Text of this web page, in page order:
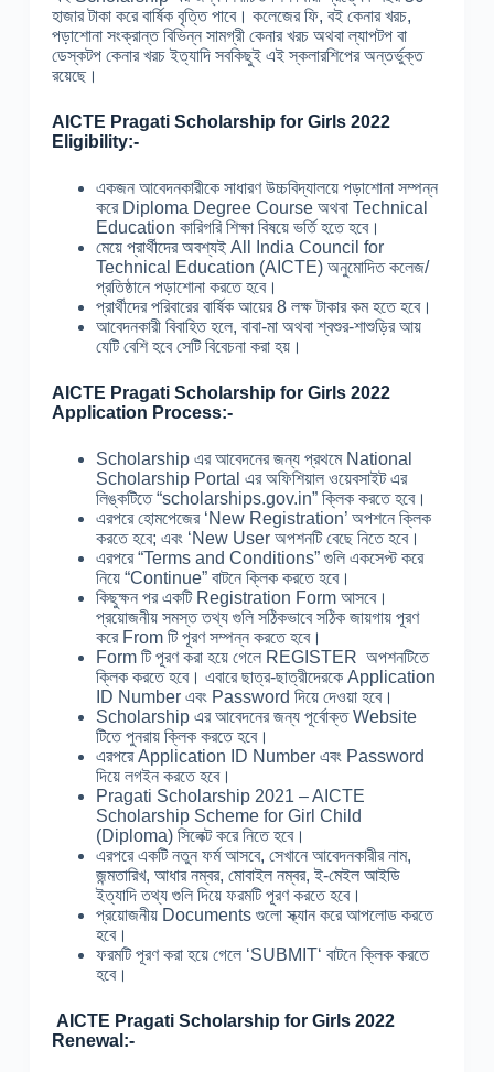
হাজার টাকা করে বার্ষিক বৃত্তি পাবে। কলেজের ফি, বই কেনার খরচ,
পড়াশোনা সংক্রান্ত বিভিন্ন সামগ্রী কেনার খরচ অথবা ল্যাপটপ বা
ডেস্কটপ কেনার খরচ ইত্যাদি সবকিছুই এই স্কলারশিপের অন্তর্ভুক্ত
রয়েছে।
AICTE Pragati Scholarship for Girls 2022
Eligibility:-
একজন আবেদনকারীকে সাধারণ উচ্চবিদ্যালয়ে পড়াশোনা সম্পন্ন
করে Diploma Degree Course অথবা Technical
Education কারিগরি শিক্ষা বিষয়ে ভর্তি হতে হবে।
মেয়ে প্রার্থীদের অবশ্যই All India Council for
Technical Education (AICTE) অনুমোদিত কলেজ/
প্রতিষ্ঠানে পড়াশোনা করতে হবে।
প্রার্থীদের পরিবারের বার্ষিক আয়ের 8 লক্ষ টাকার কম হতে হবে।
আবেদনকারী বিবাহিত হলে, বাবা-মা অথবা শ্বশুর-শাশুড়ির আয়
যেটি বেশি হবে সেটি বিবেচনা করা হয়।
AICTE Pragati Scholarship for Girls 2022
Application Process:-
Scholarship এর আবেদনের জন্য প্রথমে National
Scholarship Portal এর অফিশিয়াল ওয়েবসাইট এর
লিঙ্কটিতে “scholarships.gov.in” ক্লিক করতে হবে।
এরপরে হোমপেজের ‘New Registration’ অপশনে ক্লিক
করতে হবে; এবং ‘New User অপশনটি বেছে নিতে হবে।
এরপরে “Terms and Conditions” গুলি একসেপ্ট করে
নিয়ে “Continue” বাটনে ক্লিক করতে হবে।
কিছুক্ষন পর একটি Registration Form আসবে।
প্রয়োজনীয় সমস্ত তথ্য গুলি সঠিকভাবে সঠিক জায়গায় পূরণ
করে From টি পূরণ সম্পন্ন করতে হবে।
Form টি পূরণ করা হয়ে গেলে REGISTER অপশনটিতে
ক্লিক করতে হবে। এবারে ছাত্র-ছাত্রীদেরকে Application
ID Number এবং Password দিয়ে দেওয়া হবে।
Scholarship এর আবেদনের জন্য পূর্বোক্ত Website
টিতে পুনরায় ক্লিক করতে হবে।
এরপরে Application ID Number এবং Password
দিয়ে লগইন করতে হবে।
Pragati Scholarship 2021 – AICTE
Scholarship Scheme for Girl Child
(Diploma) সিলেক্ট করে নিতে হবে।
এরপরে একটি নতুন ফর্ম আসবে, সেখানে আবেদনকারীর নাম,
জন্মতারিখ, আধার নম্বর, মোবাইল নম্বর, ই-মেইল আইডি
ইত্যাদি তথ্য গুলি দিয়ে ফরমটি পূরণ করতে হবে।
প্রয়োজনীয় Documents গুলো স্ক্যান করে আপলোড করতে
হবে।
ফরমটি পূরণ করা হয়ে গেলে ‘SUBMIT‘ বাটনে ক্লিক করতে
হবে।
AICTE Pragati Scholarship for Girls 2022
Renewal:-